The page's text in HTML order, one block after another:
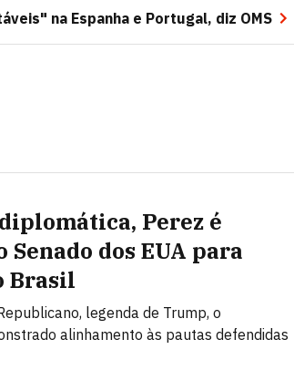
na Espanha e Portugal, diz OMS
Perez é
dos EUA para
Brasil
legenda de Trump, o
alinhamento às pautas defendidas